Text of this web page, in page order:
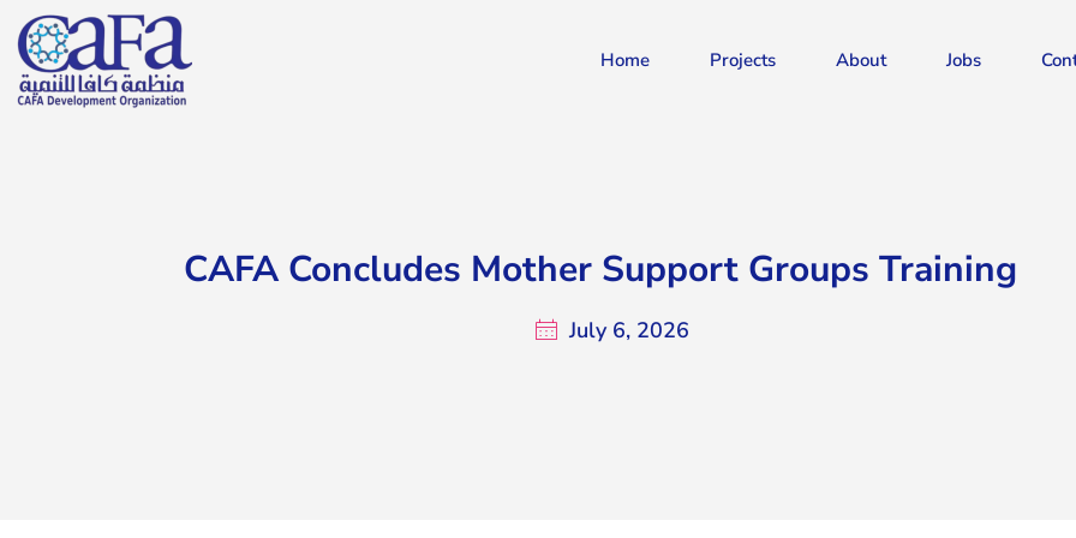
Home Projects About Jobs
CAFA Concludes Mother Support Groups Training
July 6, 2026